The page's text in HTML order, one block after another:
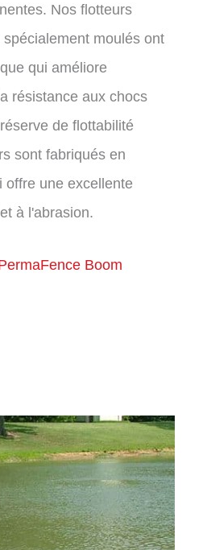
Nos flotteurs
moulés ont
qui améliore
résistance aux chocs
de flottabilité
sont fabriqués en
offre une excellente
à l'abrasion.
Boom